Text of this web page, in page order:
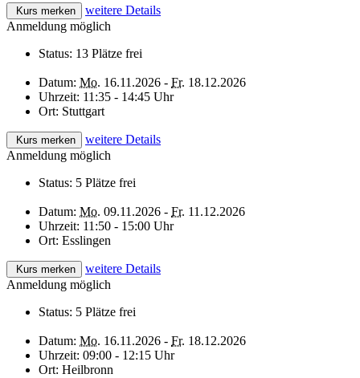
Kurs merken
weitere Details
Anmeldung möglich
Status: 13 Plätze frei
Datum: Mo. 16.11.2026 - Fr. 18.12.2026
Uhrzeit: 11:35 - 14:45 Uhr
Ort: Stuttgart
Kurs merken
weitere Details
Anmeldung möglich
Status: 5 Plätze frei
Datum: Mo. 09.11.2026 - Fr. 11.12.2026
Uhrzeit: 11:50 - 15:00 Uhr
Ort: Esslingen
Kurs merken
weitere Details
Anmeldung möglich
Status: 5 Plätze frei
Datum: Mo. 16.11.2026 - Fr. 18.12.2026
Uhrzeit: 09:00 - 12:15 Uhr
Ort: Heilbronn